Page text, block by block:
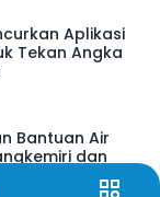
Aplikasi
Tekan Angka
Bantuan Air
dan